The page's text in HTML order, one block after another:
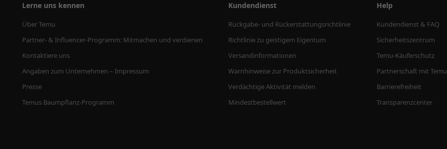
Lerne uns kennen
Über Temu
Partner- & Influencer-Programm: Mitmachen und verdienen
Kontaktiere uns
Angaben zum Unternehmen – Impressum
Presse
Temus Baumpflanz-Programm
Kundendienst
Rückgabe- und Rückerstattungsrichtlinie
Richtlinie zu geistigem Eigentum
Versandinformationen
Warnhinweise zur Produktsicherheit
Verdächtige Aktivität melden
Mindestbestellwert
Help
Kundendienst & FAQ
Sicherheitszentrum
Temu-Käuferschutz
Partnerschaft mit Temu
Barrierefreiheit
Transparenzcenter